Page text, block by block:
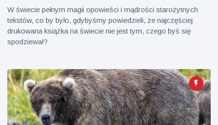
zoo od 14 lat
Florydy
aresztowany
po odpaleniu
16 July
173
Poglądy
W świecie pełnym magii opowieści i mądrości starożytnych
tekstów, co by było, gdybyśmy powiedzieli, że najczęściej
drukowana książka na świecie nie jest tym, czego byś się
spodziewał?